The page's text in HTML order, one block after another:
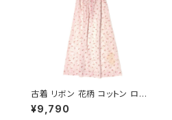
古着 リボン 花柄 コットン ロン
グ丈 半袖 ワンピース ピンク (o
tu2604073)
¥9,790